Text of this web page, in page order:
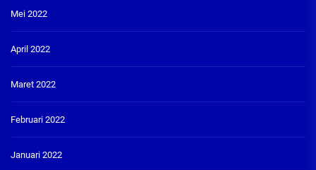
Mei 2022
April 2022
Maret 2022
Februari 2022
Januari 2022